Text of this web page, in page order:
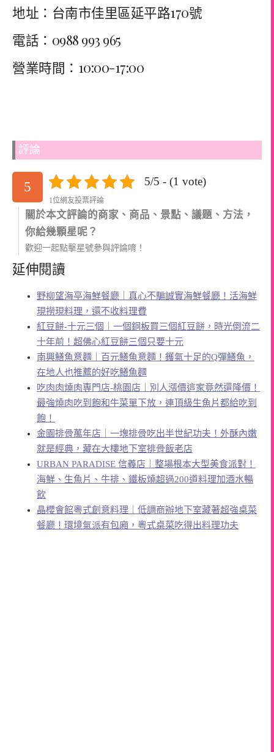
地址：台南市佳里區延平路170號
電話：0988 993 965
營業時間：10:00-17:00
評論
5 5/5 - (1 vote)
1位網友投票評論
關於本文評論的商家、商品、景點、議題、方法，
你給幾顆星呢？
歡迎一起點擊星號參與評論唷！
延伸閱讀
野柳望海亭海鮮餐廳｜真心不騙誠實海鮮餐廳！活海鮮
現撈現料理，還不收料理費
紅豆餅-十元三個｜一個銅板買三個紅豆餅，時光倒流二
十年前！超佛心紅豆餅三個只要十元
南興鱔魚意麵｜百元鱔魚意麵！鑊氣十足的Q彈鱔魚，
在地人也推薦的好吃鱔魚麵
吃肉肉燒肉専門店-桃園店｜別人漲價這家竟然還降價！
最強燒肉吃到飽和牛菜單下放，連頂級生魚片都給吃到
飽！
金園排骨萬年店｜一塊排骨吃出半世紀功夫！外酥內嫩
就是經典，藏在大樓地下室排骨飯老店
URBAN PARADISE 信義店｜整場根本大型美食派對！
海鮮、生魚片、牛排、鐵板燒超過200道料理加酒水暢
飲
晶櫻會館粵式創意料理｜低調商辦地下室藏著超強桌菜
餐廳！環境氣派有包廂，粵式桌菜吃得出料理功夫